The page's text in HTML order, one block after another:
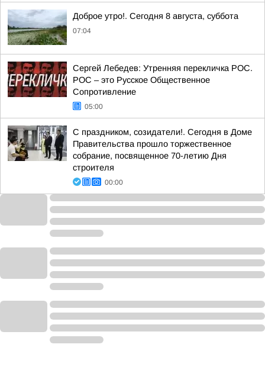
Доброе утро!. Сегодня 8 августа, суббота
07:04
Сергей Лебедев: Утренняя перекличка РОС.
РОС – это Русское Общественное
Сопротивление
05:00
С праздником, созидатели!. Сегодня в Доме
Правительства прошло торжественное
собрание, посвященное 70-летию Дня
строителя
00:00